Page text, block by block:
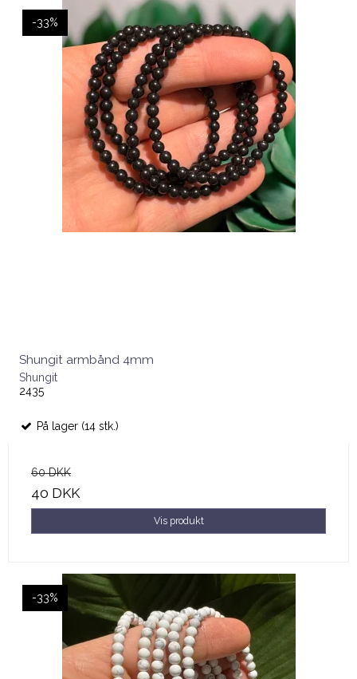
-33%
Shungit armbånd 4mm
Shungit
2435
På lager (14 stk.)
60 DKK
40 DKK
Vis produkt
-33%